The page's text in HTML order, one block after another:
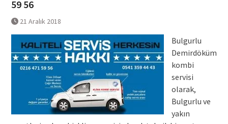
59 56
21 Aralık 2018
Bulgurlu
Demirdöküm
kombi
servisi
olarak,
Bulgurlu ve
yakın